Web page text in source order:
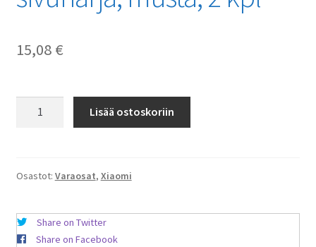
15,08 €
musta,
kpl
määrä
Lisää ostoskoriin
Osastot: Varaosat, Xiaomi
Share on Twitter
Share on Facebook